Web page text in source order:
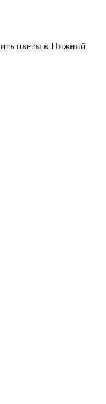
цветы в Нижний